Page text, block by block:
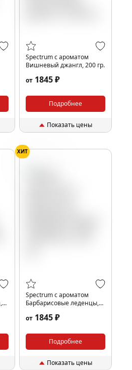
Spectrum с ароматом
Вишневый джангл, 200 гр.
от 1845 ₽
Подробнее
Показать цены
ХИТ
Spectrum с ароматом
Барбарисовые леденцы,
от 1845 ₽
Подробнее
Показать цены